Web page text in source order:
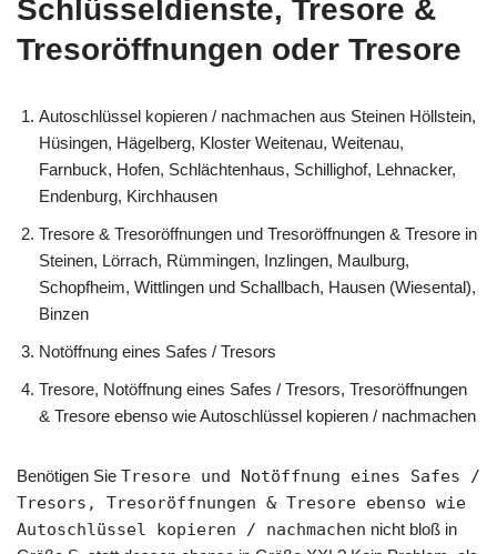
Schlüsseldienste, Tresore &
Tresoröffnungen oder Tresore
Autoschlüssel kopieren / nachmachen aus Steinen Höllstein,
Hüsingen, Hägelberg, Kloster Weitenau, Weitenau,
Farnbuck, Hofen, Schlächtenhaus, Schillighof, Lehnacker,
Endenburg, Kirchhausen
Tresore & Tresoröffnungen und Tresoröffnungen & Tresore in
Steinen, Lörrach, Rümmingen, Inzlingen, Maulburg,
Schopfheim, Wittlingen und Schallbach, Hausen (Wiesental),
Binzen
Notöffnung eines Safes / Tresors
Tresore, Notöffnung eines Safes / Tresors, Tresoröffnungen
& Tresore ebenso wie Autoschlüssel kopieren / nachmachen
Benötigen Sie Tresore und Notöffnung eines Safes /
Tresors, Tresoröffnungen & Tresore ebenso wie
Autoschlüssel kopieren / nachmachen nicht bloß in